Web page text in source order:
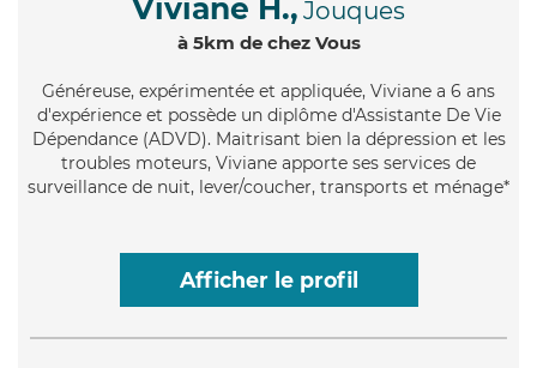
Viviane H., Jouques
à 5km de chez Vous
Généreuse, expérimentée et appliquée, Viviane a 6 ans
d'expérience et possède un diplôme d'Assistante De Vie
Dépendance (ADVD). Maitrisant bien la dépression et les
troubles moteurs, Viviane apporte ses services de
surveillance de nuit, lever/coucher, transports et ménage*
Afficher le profil